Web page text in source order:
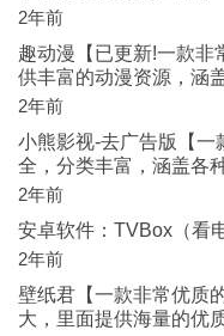
2年前
趣动漫【已更新!一款非
供丰富的动漫资源，涵
2年前
小熊影视-去广告版【一
全，分类丰富，涵盖各
2年前
安卓软件：TVBox（看
2年前
壁纸君【一款非常优质
大，里面提供海量的优